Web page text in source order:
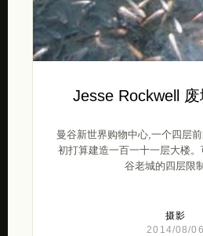
Jesse Rockwell
曼谷新世界购物中心,一个四层
初打算建造一百一十一层大楼
谷老城的四层限
摄影
2014/08/06